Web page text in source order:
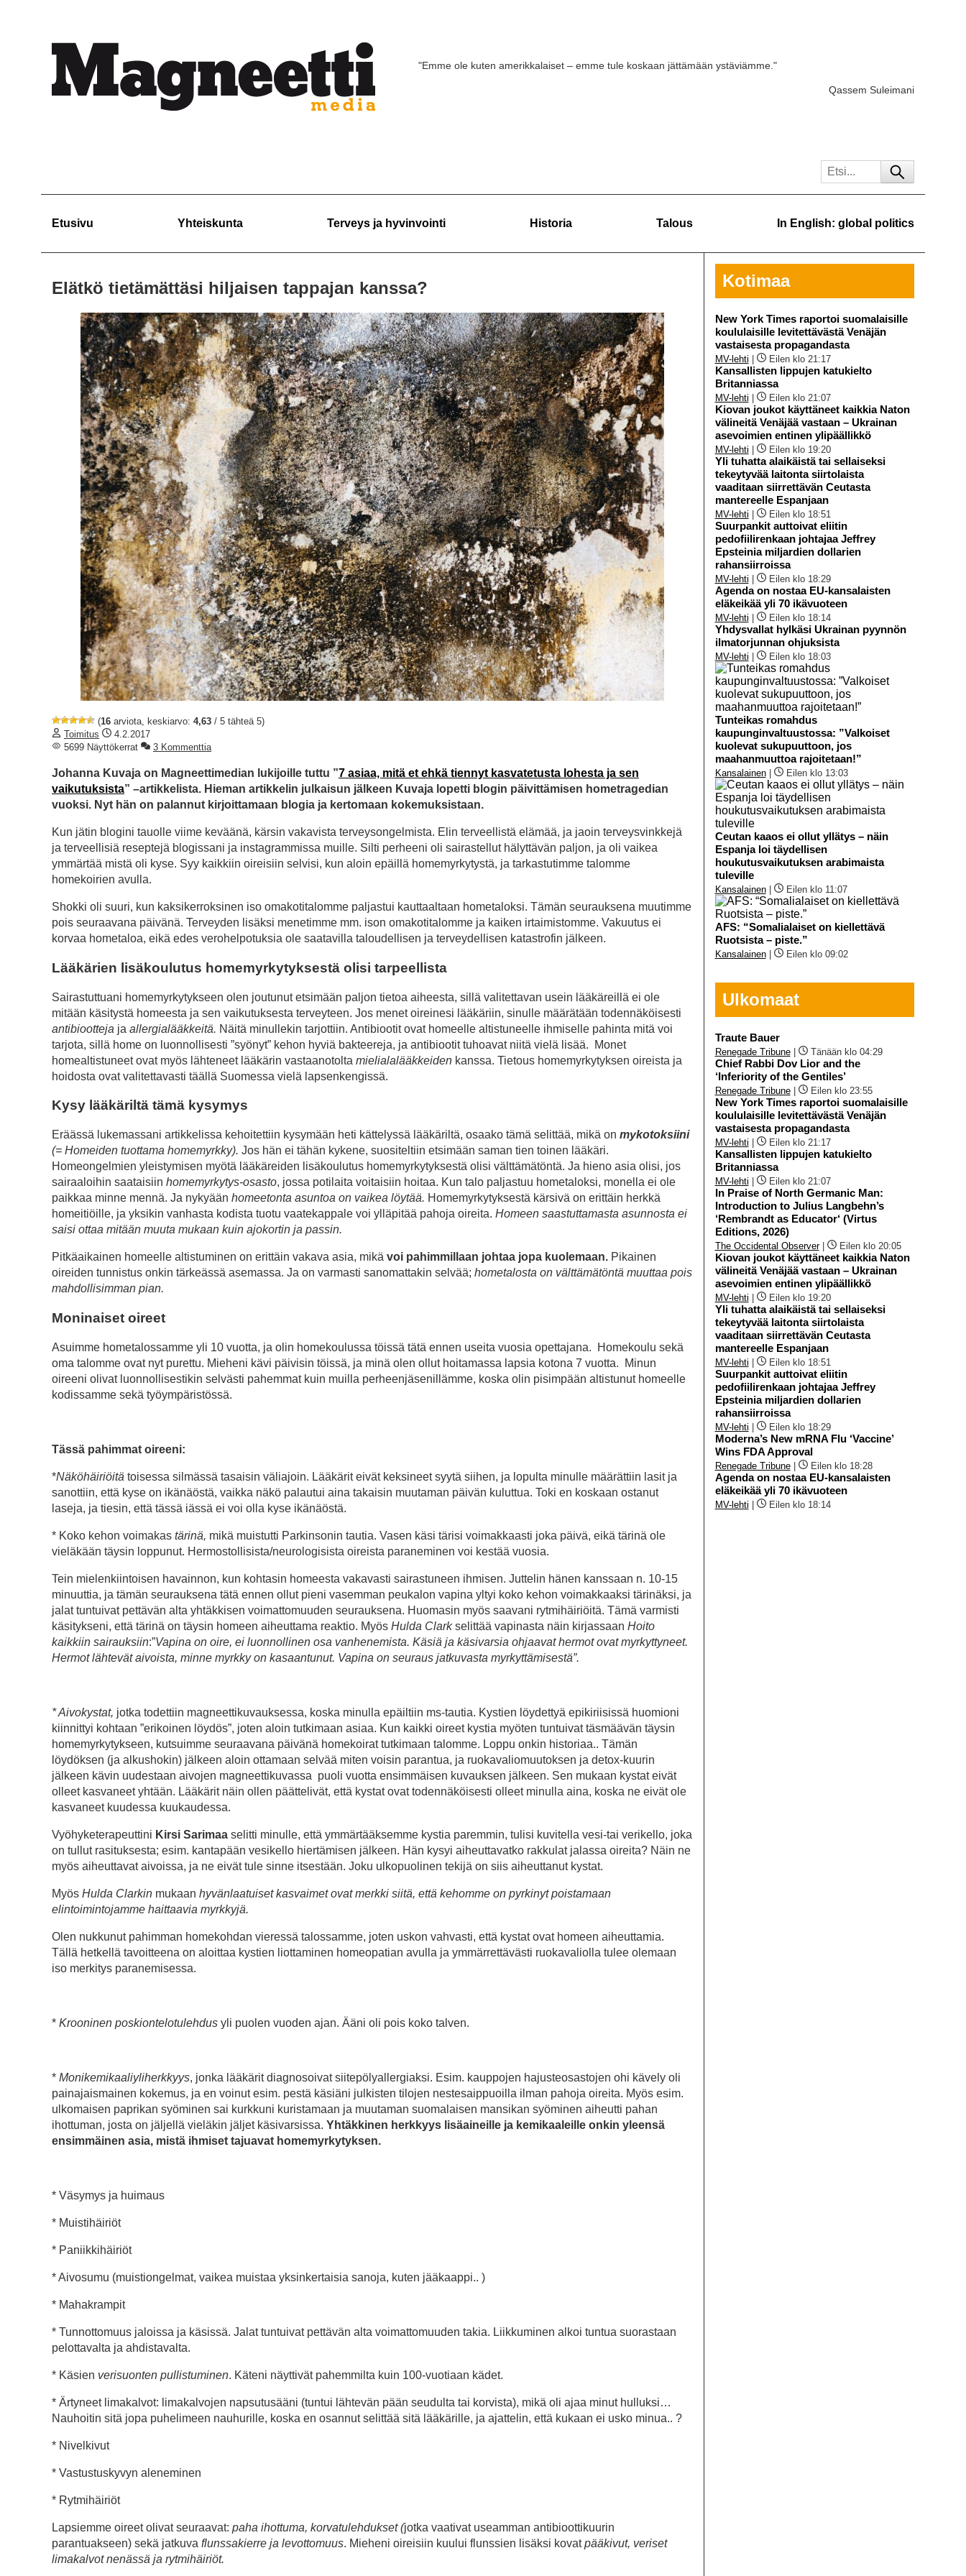
"Emme ole kuten amerikkalaiset – emme tule koskaan jättämään ystäviämme."
Qassem Suleimani
Etusivu Yhteiskunta Terveys ja hyvinvointi Historia Talous In English: global politics
Elätkö tietämättäsi hiljaisen tappajan kanssa?
(16 arviota, keskiarvo: 4,63 / 5 tähteä 5)
Toimitus
4.2.2017
5699 Näyttökerrat
3 Kommenttia
Johanna Kuvaja on Magneettimedian lukijoille tuttu ”7 asiaa, mitä et ehkä tiennyt kasvatetusta lohesta ja sen
vaikutuksista” –artikkelista. Hieman artikkelin julkaisun jälkeen Kuvaja lopetti blogin päivittämisen hometragedian
vuoksi. Nyt hän on palannut kirjoittamaan blogia ja kertomaan kokemuksistaan.
Kun jätin blogini tauolle viime keväänä, kärsin vakavista terveysongelmista. Elin terveellistä elämää, ja jaoin terveysvinkkejä
ja terveellisiä reseptejä blogissani ja instagrammissa muille. Silti perheeni oli sairastellut hälyttävän paljon, ja oli vaikea
ymmärtää mistä oli kyse. Syy kaikkiin oireisiin selvisi, kun aloin epäillä homemyrkytystä, ja tarkastutimme talomme
homekoirien avulla.
Shokki oli suuri, kun kaksikerroksinen iso omakotitalomme paljastui kauttaaltaan hometaloksi. Tämän seurauksena muutimme
pois seuraavana päivänä. Terveyden lisäksi menetimme mm. ison omakotitalomme ja kaiken irtaimistomme. Vakuutus ei
korvaa hometaloa, eikä edes verohelpotuksia ole saatavilla taloudellisen ja terveydellisen katastrofin jälkeen.
Lääkärien lisäkoulutus homemyrkytyksestä olisi tarpeellista
Sairastuttuani homemyrkytykseen olen joutunut etsimään paljon tietoa aiheesta, sillä valitettavan usein lääkäreillä ei ole
mitään käsitystä homeesta ja sen vaikutuksesta terveyteen. Jos menet oireinesi lääkäriin, sinulle määrätään todennäköisesti
antibiootteja ja allergialääkkeitä. Näitä minullekin tarjottiin. Antibiootit ovat homeelle altistuneelle ihmiselle pahinta mitä voi
tarjota, sillä home on luonnollisesti ”syönyt” kehon hyviä bakteereja, ja antibiootit tuhoavat niitä vielä lisää. Monet
homealtistuneet ovat myös lähteneet lääkärin vastaanotolta mielialalääkkeiden kanssa. Tietous homemyrkytyksen oireista ja
hoidosta ovat valitettavasti täällä Suomessa vielä lapsenkengissä.
Kysy lääkäriltä tämä kysymys
Eräässä lukemassani artikkelissa kehoitettiin kysymään heti kättelyssä lääkäriltä, osaako tämä selittää, mikä on mykotoksiini
(= Homeiden tuottama homemyrkky). Jos hän ei tähän kykene, suositeltiin etsimään saman tien toinen lääkäri.
Homeongelmien yleistymisen myötä lääkäreiden lisäkoulutus homemyrkytyksestä olisi välttämätöntä. Ja hieno asia olisi, jos
sairaaloihin saataisiin homemyrkytys-osasto, jossa potilaita voitaisiin hoitaa. Kun talo paljastuu hometaloksi, monella ei ole
paikkaa minne mennä. Ja nykyään homeetonta asuntoa on vaikea löytää. Homemyrkytyksestä kärsivä on erittäin herkkä
homeitiöille, ja yksikin vanhasta kodista tuotu vaatekappale voi ylläpitää pahoja oireita. Homeen saastuttamasta asunnosta ei
saisi ottaa mitään muuta mukaan kuin ajokortin ja passin.
Pitkäaikainen homeelle altistuminen on erittäin vakava asia, mikä voi pahimmillaan johtaa jopa kuolemaan. Pikainen
oireiden tunnistus onkin tärkeässä asemassa. Ja on varmasti sanomattakin selvää; hometalosta on välttämätöntä muuttaa pois
mahdollisimman pian.
Moninaiset oireet
Asuimme hometalossamme yli 10 vuotta, ja olin homekoulussa töissä tätä ennen useita vuosia opettajana. Homekoulu sekä
oma talomme ovat nyt purettu. Mieheni kävi päivisin töissä, ja minä olen ollut hoitamassa lapsia kotona 7 vuotta. Minun
oireeni olivat luonnollisestikin selvästi pahemmat kuin muilla perheenjäsenillämme, koska olin pisimpään altistunut homeelle
kodissamme sekä työympäristössä.
Tässä pahimmat oireeni:
*Näköhäiriöitä toisessa silmässä tasaisin väliajoin. Lääkärit eivät keksineet syytä siihen, ja lopulta minulle määrättiin lasit ja
sanottiin, että kyse on ikänäöstä, vaikka näkö palautui aina takaisin muutaman päivän kuluttua. Toki en koskaan ostanut
laseja, ja tiesin, että tässä iässä ei voi olla kyse ikänäöstä.
* Koko kehon voimakas tärinä, mikä muistutti Parkinsonin tautia. Vasen käsi tärisi voimakkaasti joka päivä, eikä tärinä ole
vieläkään täysin loppunut. Hermostollisista/neurologisista oireista paraneminen voi kestää vuosia.
Tein mielenkiintoisen havainnon, kun kohtasin homeesta vakavasti sairastuneen ihmisen. Juttelin hänen kanssaan n. 10-15
minuuttia, ja tämän seurauksena tätä ennen ollut pieni vasemman peukalon vapina yltyi koko kehon voimakkaaksi tärinäksi, ja
jalat tuntuivat pettävän alta yhtäkkisen voimattomuuden seurauksena. Huomasin myös saavani rytmihäiriöitä. Tämä varmisti
käsitykseni, että tärinä on täysin homeen aiheuttama reaktio. Myös Hulda Clarkselittää vapinasta näin kirjassaan Hoito
kaikkiin sairauksiin:”Vapina on oire, ei luonnollinen osa vanhenemista. Käsiä ja käsivarsia ohjaavat hermot ovat myrkyttyneet.
Hermot lähtevät aivoista, minne myrkky on kasaantunut. Vapina on seuraus jatkuvasta myrkyttämisestä”.
* Aivokystat, jotka todettiin magneettikuvauksessa, koska minulla epäiltiin ms-tautia. Kystien löydettyä epikiriisissä huomioni
kiinnittyi kohtaan ”erikoinen löydös”, joten aloin tutkimaan asiaa. Kun kaikki oireet kystia myöten tuntuivat täsmäävän täysin
homemyrkytykseen, kutsuimme seuraavana päivänä homekoirat tutkimaan talomme. Loppu onkin historiaa.. Tämän
löydöksen (ja alkushokin) jälkeen aloin ottamaan selvää miten voisin parantua, ja ruokavaliomuutoksen ja detox-kuurin
jälkeen kävin uudestaan aivojen magneettikuvassa puoli vuotta ensimmäisen kuvauksen jälkeen. Sen mukaan kystat eivät
olleet kasvaneet yhtään. Lääkärit näin ollen päättelivät, että kystat ovat todennäköisesti olleet minulla aina, koska ne eivät ole
kasvaneet kuudessa kuukaudessa.
Vyöhyketerapeuttini Kirsi Sarimaa selitti minulle, että ymmärtääksemme kystia paremmin, tulisi kuvitella vesi-tai verikello, joka
on tullut rasituksesta; esim. kantapään vesikello hiertämisen jälkeen. Hän kysyi aiheuttavatko rakkulat jalassa oireita? Näin ne
myös aiheuttavat aivoissa, ja ne eivät tule sinne itsestään. Joku ulkopuolinen tekijä on siis aiheuttanut kystat.
Myös Hulda Clarkin mukaan hyvänlaatuiset kasvaimet ovat merkki siitä, että kehomme on pyrkinyt poistamaan
elintoimintojamme haittaavia myrkkyjä.
Olen nukkunut pahimman homekohdan vieressä talossamme, joten uskon vahvasti, että kystat ovat homeen aiheuttamia.
Tällä hetkellä tavoitteena on aloittaa kystien liottaminen homeopatian avulla ja ymmärrettävästi ruokavaliolla tulee olemaan
iso merkitys paranemisessa.
* Krooninen poskiontelotulehdus yli puolen vuoden ajan. Ääni oli pois koko talven.
* Monikemikaaliyliherkkyys, jonka lääkärit diagnosoivat siitepölyallergiaksi. Esim. kauppojen hajusteosastojen ohi kävely oli
painajaismainen kokemus, ja en voinut esim. pestä käsiäni julkisten tilojen nestesaippuoilla ilman pahoja oireita. Myös esim.
ulkomaisen paprikan syöminen sai kurkkuni kuristamaan ja muutaman suomalaisen mansikan syöminen aiheutti pahan
ihottuman, josta on jäljellä vieläkin jäljet käsivarsissa. Yhtäkkinen herkkyys lisäaineille ja kemikaaleille onkin yleensä
ensimmäinen asia, mistä ihmiset tajuavat homemyrkytyksen.
* Väsymys ja huimaus
* Muistihäiriöt
* Paniikkihäiriöt
* Aivosumu (muistiongelmat, vaikea muistaa yksinkertaisia sanoja, kuten jääkaappi.. )
* Mahakrampit
* Tunnottomuus jaloissa ja käsissä. Jalat tuntuivat pettävän alta voimattomuuden takia. Liikkuminen alkoi tuntua suorastaan
pelottavalta ja ahdistavalta.
* Käsien verisuonten pullistuminen. Käteni näyttivät pahemmilta kuin 100-vuotiaan kädet.
* Ärtyneet limakalvot: limakalvojen napsutusääni (tuntui lähtevän pään seudulta tai korvista), mikä oli ajaa minut hulluksi…
Nauhoitin sitä jopa puhelimeen nauhurille, koska en osannut selittää sitä lääkärille, ja ajattelin, että kukaan ei usko minua.. ?
* Nivelkivut
* Vastustuskyvyn aleneminen
* Rytmihäiriöt
Lapsiemme oireet olivat seuraavat: paha ihottuma, korvatulehdukset (jotka vaativat useamman antibioottikuurin
parantuakseen) sekä jatkuva flunssakierre ja levottomuus. Mieheni oireisiin kuului flunssien lisäksi kovatpääkivut, veriset
limakalvot nenässä ja rytmihäiriöt.
Kotimaa
New York Times raportoi suomalaisille
koululaisille levitettävästä Venäjän
vastaisesta propagandasta
MV-lehti Eilen klo 21:17
Kansallisten lippujen katukielto
Britanniassa
MV-lehti Eilen klo 21:07
Kiovan joukot käyttäneet kaikkia Naton
välineitä Venäjää vastaan – Ukrainan
asevoimien entinen ylipäällikkö
MV-lehti Eilen klo 19:20
Yli tuhatta alaikäistä tai sellaiseksi
tekeytyvää laitonta siirtolaista
vaaditaan siirrettävän Ceutasta
mantereelle Espanjaan
MV-lehti Eilen klo 18:51
Suurpankit auttoivat eliitin
pedofiilirenkaan johtajaa Jeffrey
Epsteinia miljardien dollarien
rahansiirroissa
MV-lehti Eilen klo 18:29
Agenda on nostaa EU-kansalaisten
eläkeikää yli 70 ikävuoteen
MV-lehti Eilen klo 18:14
Yhdysvallat hylkäsi Ukrainan pyynnön
ilmatorjunnan ohjuksista
MV-lehti Eilen klo 18:03
Tunteikas romahdus
kaupunginvaltuustossa: ”Valkoiset
kuolevat sukupuuttoon, jos
maahanmuuttoa rajoitetaan!”
Kansalainen| Eilen klo 13:03
Ceutan kaaos ei ollut yllätys – näin
Espanja loi täydellisen
houkutusvaikutuksen arabimaista
tuleville
Kansalainen| Eilen klo 11:07
AFS: “Somalialaiset on kiellettävä
Ruotsista – piste.”
Kansalainen| Eilen klo 09:02
Ulkomaat
Traute Bauer
Renegade Tribune| Tänään klo 04:29
Chief Rabbi Dov Lior and the
‘Inferiority of the Gentiles’
Renegade Tribune| Eilen klo 23:55
New York Times raportoi suomalaisille
koululaisille levitettävästä Venäjän
vastaisesta propagandasta
MV-lehti Eilen klo 21:17
Kansallisten lippujen katukielto
Britanniassa
MV-lehti Eilen klo 21:07
In Praise of North Germanic Man:
Introduction to Julius Langbehn’s
‘Rembrandt as Educator‘ (Virtus
Editions, 2026)
The Occidental Observer| Eilen klo 20:05
Kiovan joukot käyttäneet kaikkia Naton
välineitä Venäjää vastaan – Ukrainan
asevoimien entinen ylipäällikkö
MV-lehti Eilen klo 19:20
Yli tuhatta alaikäistä tai sellaiseksi
tekeytyvää laitonta siirtolaista
vaaditaan siirrettävän Ceutasta
mantereelle Espanjaan
MV-lehti Eilen klo 18:51
Suurpankit auttoivat eliitin
pedofiilirenkaan johtajaa Jeffrey
Epsteinia miljardien dollarien
rahansiirroissa
MV-lehti Eilen klo 18:29
Moderna’s New mRNA Flu ‘Vaccine’
Wins FDA Approval
Renegade Tribune| Eilen klo 18:28
Agenda on nostaa EU-kansalaisten
eläkeikää yli 70 ikävuoteen
MV-lehti Eilen klo 18:14